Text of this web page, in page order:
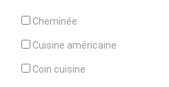
Cheminée
Cuisine américaine
Coin cuisine